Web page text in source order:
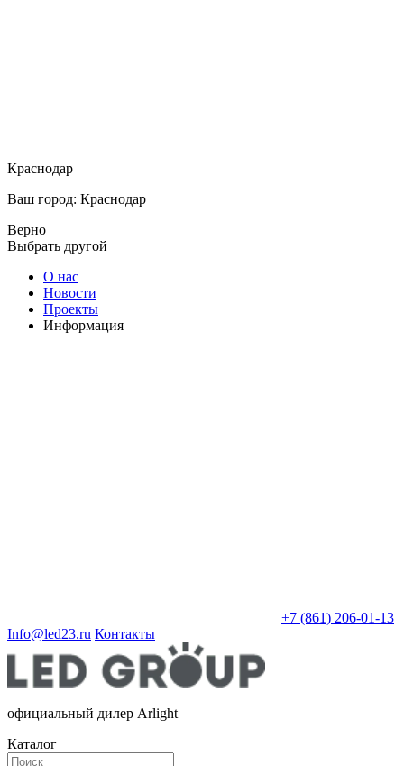
Краснодар
Ваш город: Краснодар
Верно
Выбрать другой
О нас
Новости
Проекты
Информация
+7 (861) 206-01-13
Info@led23.ru Контакты
официальный дилер Arlight
Каталог